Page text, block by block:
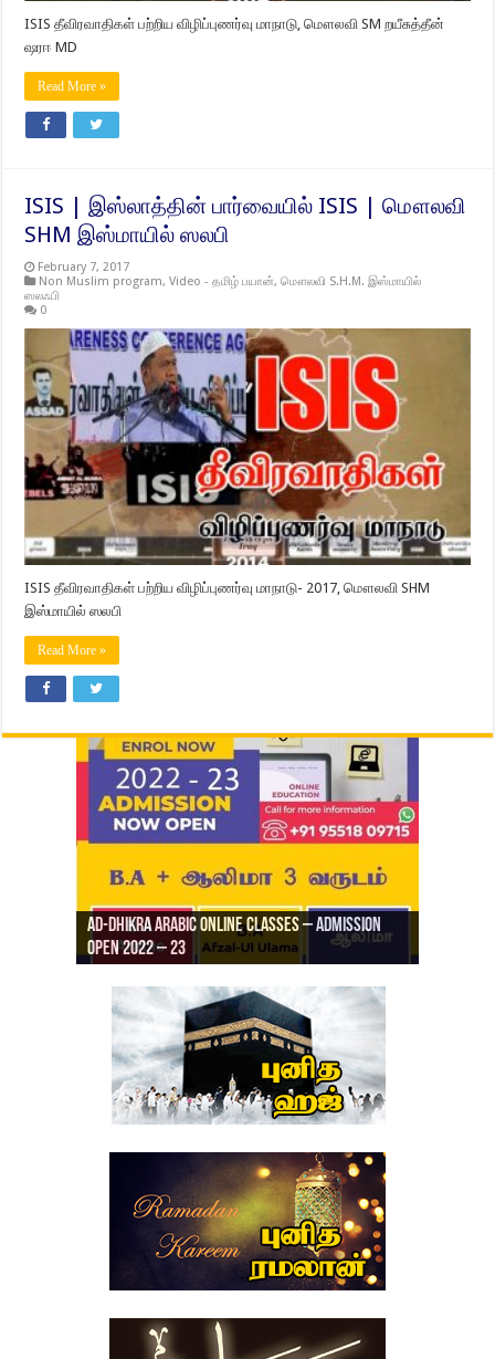
ISIS தீவிரவாதிகள் பற்றிய விழிப்புணர்வு மாநாடு​, மௌலவி SM றயீசுத்தீன்
ஷரஈ MD
Read More »
ISIS | இஸ்லாத்தின் பார்வையில் ISIS | மௌலவி
SHM இஸ்மாயில் ஸலபி
February 7, 2017
Non Muslim program,Video - தமிழ் பயான்,மௌலவி S.H.M. இஸ்மாயில்
ஸலஃபி
0
ISIS தீவிரவாதிகள் பற்றிய விழிப்புணர்வு மாநாடு​- 2017, மௌலவி SHM
இஸ்மாயில் ஸலபி
Read More »
Ad-Dhikra Arabic Online Classes – Admission
Open 2022 – 23
Ad-Dhikra Arabic Online Classes – BA Arabic
AD DHIKRA ARABIC COLLEGE ADMISSION
ரியாத் ஜும்ஆ தமிழாக்கம், Jamia Al Hajiri
Masjid (Kuwait Masjid), Malaz, Riyadh